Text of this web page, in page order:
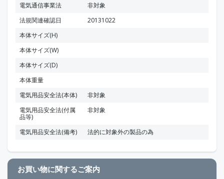
電気通信事業法
非対象
法規関連確認日
20131022
本体サイズ(H)
本体サイズ(W)
本体サイズ(D)
本体重量
電気用品安全法(本体)
非対象
電気用品安全法(付属
品等)
非対象
電気用品安全法(備考) 法的に対象外の製品の為
お買い物に関するご案内